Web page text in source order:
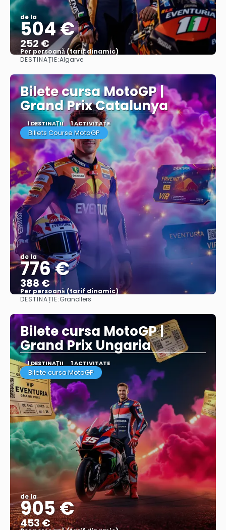
de la
504 €
252 €
Per persoană (tarif dinamic)
DESTINAȚIE:Algarve
Bilete cursa MotoGP |
Grand Prix Catalunya
1 DESTINAŢII 1 ACTIVITATE
Billets Course MotoGP
de la
776 €
388 €
Per persoană (tarif dinamic)
Vezi mai multe
DESTINAȚIE:Granollers
Bilete cursa MotoGP |
Grand Prix Ungaria
1 DESTINAŢII 1 ACTIVITATE
Bilete cursa MotoGP
de la
905 €
453 €